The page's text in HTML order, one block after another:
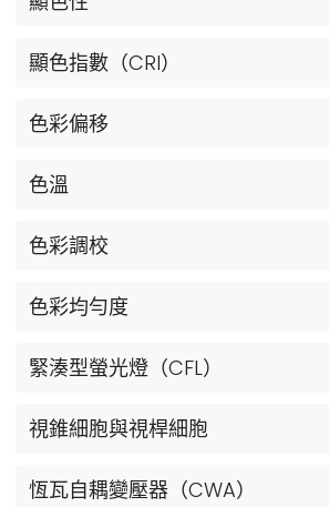
顯色指數（CRI）
色彩偏移
色溫
色彩調校
色彩均勻度
緊湊型螢光燈（CFL）
視錐細胞與視桿細胞
恆瓦自耦變壓器（CWA）